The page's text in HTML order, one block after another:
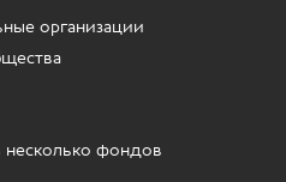
организации
несколько фондов